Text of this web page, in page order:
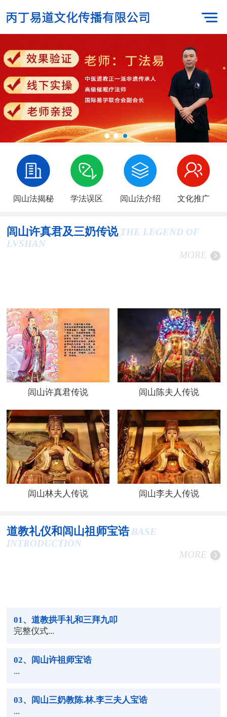
闾山法揭秘 学法误区 闾山法介绍 文化推广
闾山许真君及三奶传说 THE LEGEND OF
LVSHAN
MORE
闾山许真君传说 闾山陈夫人传说
闾山林夫人传说 闾山李夫人传说
道教礼仪和闾山祖师宝诰 BASE
INTRODUCTION
MORE
01 、道教拱手礼和三拜九叩
完整仪式...
02、闾山许祖师宝诰
...
03、闾山三奶教陈.林.李三夫人宝诰
...